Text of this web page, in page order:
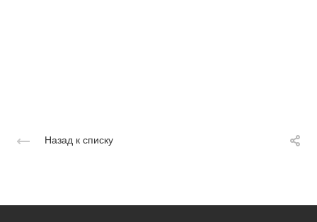
Назад к списку